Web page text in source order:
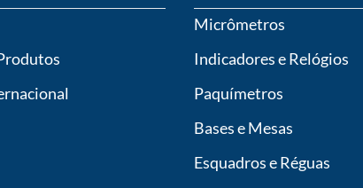
Micrômetros
Indicadores e Relógios
Paquímetros
Bases e Mesas
Esquadros e Réguas